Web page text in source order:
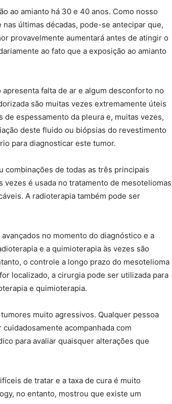
ao amianto há 30 e 40 anos. Como nosso
últimas décadas, pode-se antecipar que,
provavelmente aumentará antes de atingir o
ao fato que a exposição ao amianto
falta de ar e algum desconforto no
são muitas vezes extremamente úteis
espessamento da pleura e, muitas vezes,
deste fluido ou biópsias do revestimento
para diagnosticar este tumor.
combinações de todas as três principais
é usada no tratamento de mesoteliomas
A radioterapia também pode ser
no momento do diagnóstico e a
e a quimioterapia às vezes são
o controle a longo prazo do mesotelioma
localizado, a cirurgia pode ser utilizada para
e quimioterapia.
muito agressivos. Qualquer pessoa
acompanhada com
para avaliar quaisquer alterações que
de tratar e a taxa de cura é muito
no entanto, mostrou que existe um